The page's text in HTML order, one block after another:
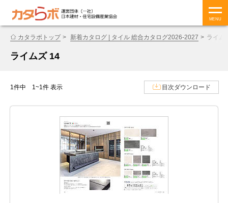
MENU
カタラボトップ 新着カタログ | タイル 総合カタログ2026-2027 ライム
ライムズ 14
1件中 1~1件 表示 目次ダウンロード